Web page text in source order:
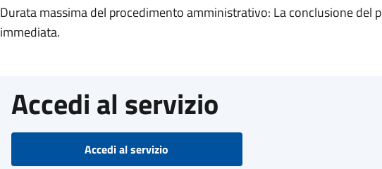
Durata massima del procedimento amministrativo: La conclusione del
immediata.
Accedi al servizio
Accedi al servizio